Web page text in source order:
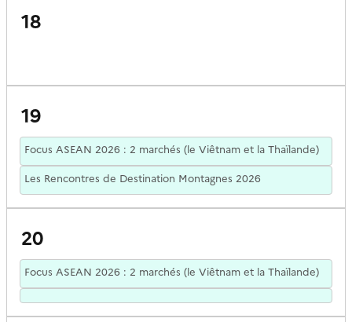
18
19
Les Rencontres de Destination Montagnes 2026
Focus ASEAN 2026 : 2 marchés (le Viêtnam et la Thaïlande)
20
Focus ASEAN 2026 : 2 marchés (le Viêtnam et la Thaïlande)